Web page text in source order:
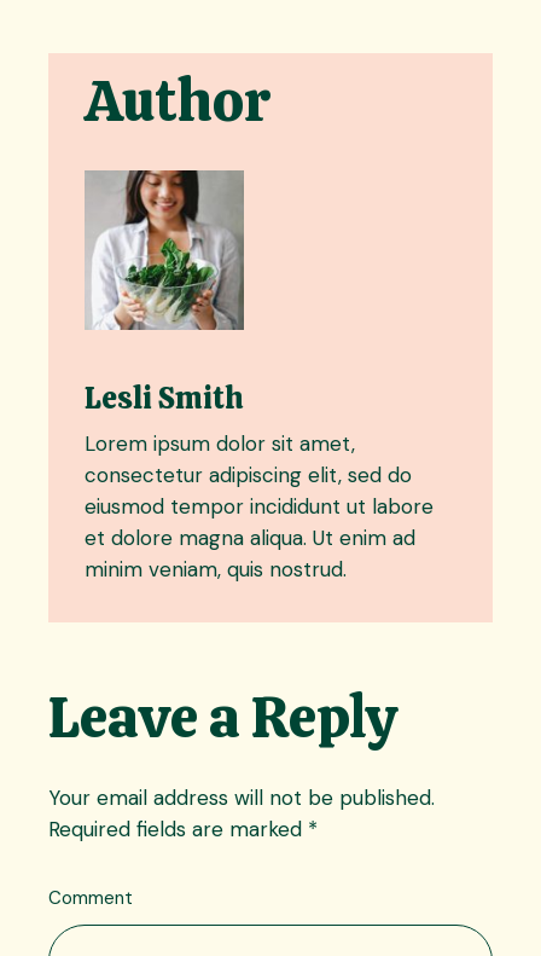
Author
Lesli Smith
Lorem ipsum dolor sit amet,
consectetur adipiscing elit, sed do
eiusmod tempor incididunt ut labore
et dolore magna aliqua. Ut enim ad
minim veniam, quis nostrud.
Leave a Reply
Your email address will not be published.
Required fields are marked *
Comment